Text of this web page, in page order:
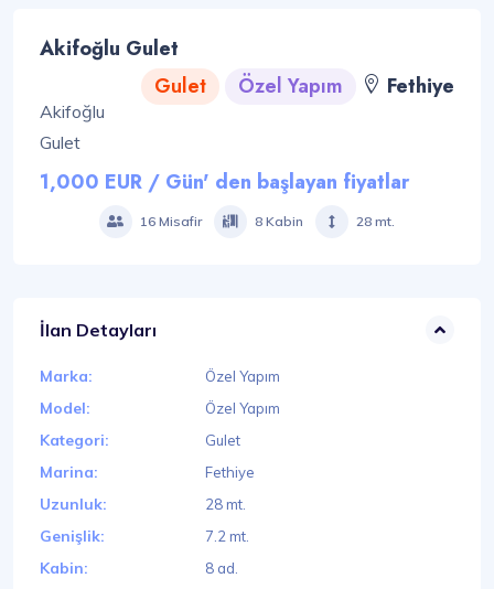
Akifoğlu Gulet
Gulet
Özel Yapım Fethiye
Akifoğlu
Gulet
1,000 EUR / Gün' den başlayan fiyatlar
16 Misafir 8 Kabin 28 mt.
İlan Detayları
Marka: Özel Yapım
Model: Özel Yapım
Kategori: Gulet
Marina: Fethiye
Uzunluk: 28 mt.
Genişlik: 7.2 mt.
Kabin: 8 ad.